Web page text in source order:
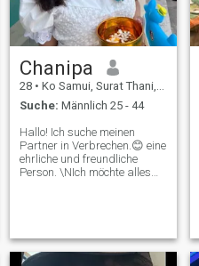
Chanipa
28 • Ko Samui, Surat Thani, Thailand
Suche: Männlich 25 - 44
Hallo! Ich suche meinen
Partner in Verbrechen.😊 eine
ehrliche und freundliche
Person. \NIch möchte alles